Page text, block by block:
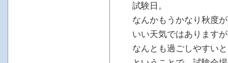
試験日。
なんかもうかなり秋度
いい天気ではあります
なんとも過ごしやすい